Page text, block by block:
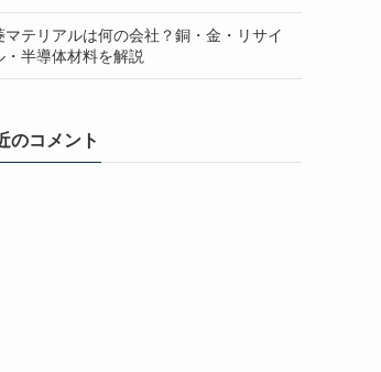
マテリアルは何の会社？銅・金・リサイ
・半導体材料を解説
のコメント